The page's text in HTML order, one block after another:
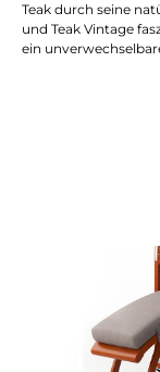
Teak durch seine
und Teak Vintage
ein